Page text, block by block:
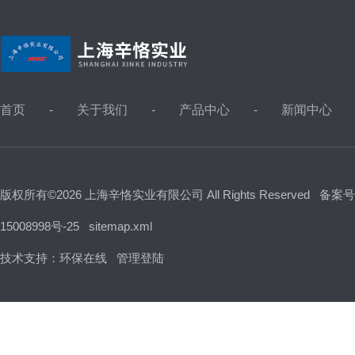
首页 关于我们 产品中心 新闻中心
版权所有©2026 上海辛恪实业有限公司 All Rights Reserved 备案
15008998号-25 sitemap.xml
技术支持： 环保在线 管理登陆